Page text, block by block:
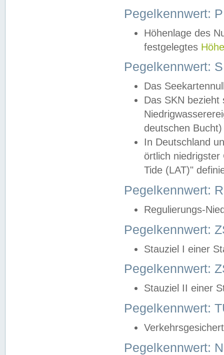
Pegelkennwert:
Höhenlage des
festgelegtes
Pegelkennwert:
Das
Das SKN
deutschen
In Deutschland
örtlich
Tide (LAT)"
Pegelkennwert:
Regulierungs-
Pegelkennwert:
Stauziel I einer
Pegelkennwert:
Stauziel II einer
Pegelkennwert:
Pegelkennwert: